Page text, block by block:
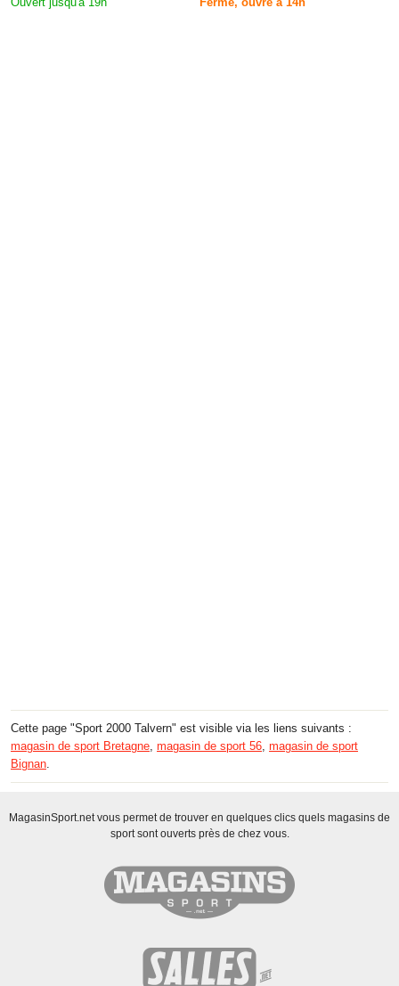
Cette page "Sport 2000 Talvern" est visible via les liens suivants :
magasin de sport Bretagne magasin de sport 56 magasin de sport
Bignan
MagasinSport.net vous permet de trouver en quelques clics quels magasins de
sport sont ouverts près de chez vous.